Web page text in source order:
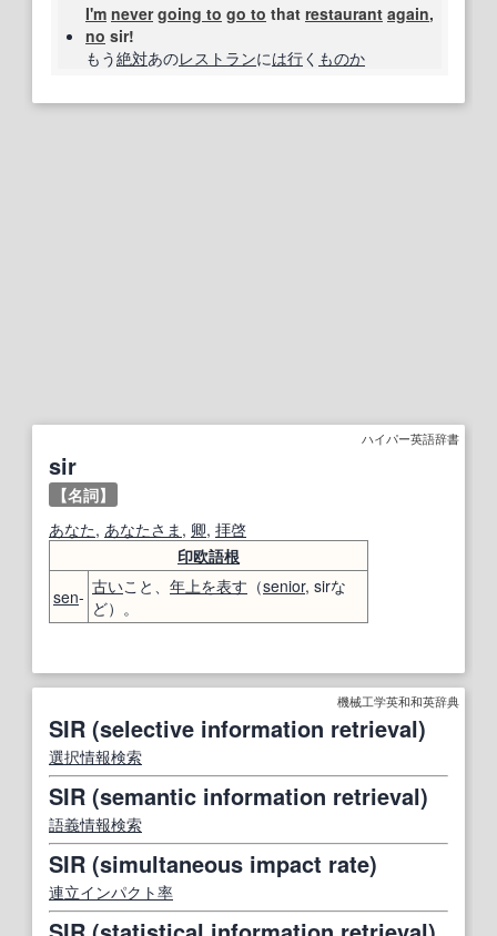
I'm never going to go to that restaurant again,
no sir!
もう絶対あのレストランには行く ものか
ハイパー英語辞書
sir
【名詞】
あなた, あなたさま , 卿, 拝啓
印欧語根
sen- 古いこと、 年上を表す （senior, sirな
ど）。
機械工学英和和英辞典
SIR (selective information retrieval)
選択情報検索
SIR (semantic information retrieval)
語義情報検索
SIR (simultaneous impact rate)
連立インパクト率